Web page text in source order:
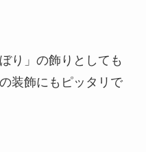
り」の飾りとしても
装飾にもピッタリで